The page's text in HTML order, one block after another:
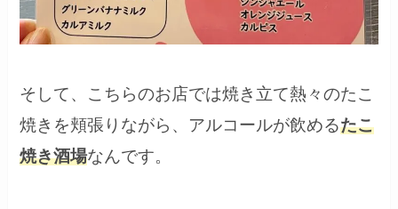
そして、こちらのお店では焼き立て熱々のたこ
焼きを頬張りながら、アルコールが飲めるたこ
焼き酒場なんです。